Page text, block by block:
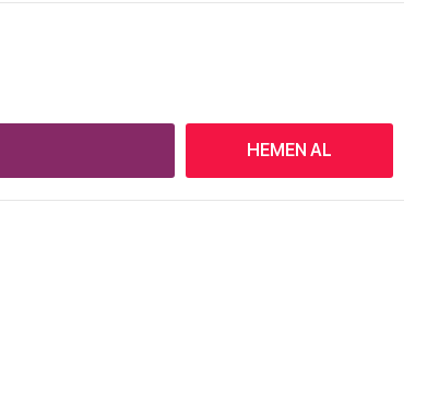
HEMEN AL